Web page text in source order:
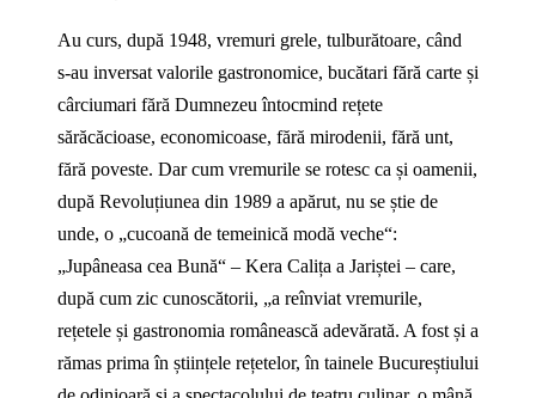
Au curs, după 1948, vremuri grele, tulburătoare, când
s‑au inversat valorile gastronomice, bucătari fără carte și
cârciumari fără Dumnezeu întocmind rețete
sărăcăcioase, economicoase, fără mirodenii, fără unt,
fără poveste. Dar cum vremurile se rotesc ca și oamenii,
după Revoluțiunea din 1989 a apărut, nu se știe de
unde, o „cucoană de temeinică modă veche“:
„Jupâneasa cea Bună“ – Kera Calița a Jariștei – care,
după cum zic cunoscătorii, „a reînviat vremurile,
rețetele și gastronomia românească adevărată. A fost și a
rămas prima în științele rețetelor, în tainele Bucureștiului